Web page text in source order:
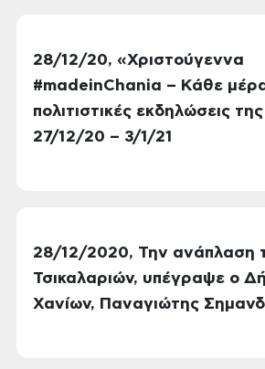
28/12/20, «Χριστούγεννα
#madeinChania – Κάθε
πολιτιστικές εκδηλώσεις
27/12/20 – 3/1/21
28/12/2020, Την ανάπλαση
Τσικαλαριών, υπέγραψε ο
Χανίων, Παναγιώτης